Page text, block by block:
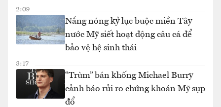
2:09
Nắng nóng kỷ lục buộc miền Tây
nước Mỹ siết hoạt động câu cá để
bảo vệ hệ sinh thái
3:17
“Trùm” bán khống Michael Burry
cảnh báo rủi ro chứng khoán Mỹ sụp
đổ